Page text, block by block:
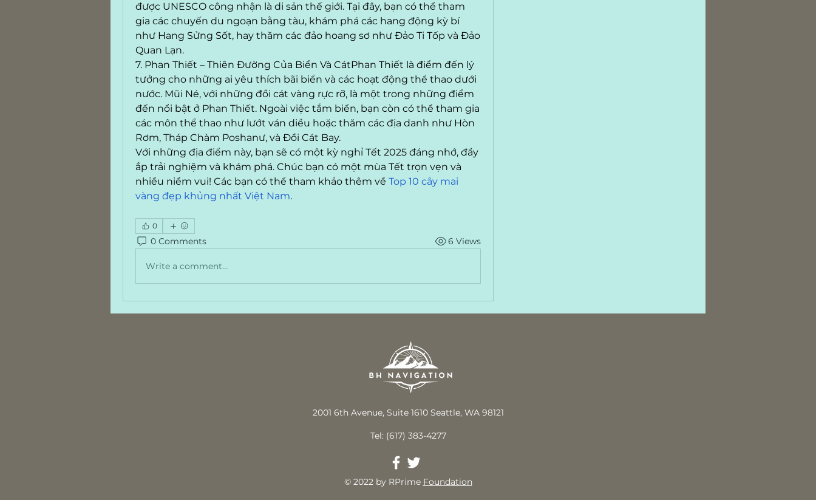
được UNESCO công nhận là di sản thế giới. Tại đây, bạn có thể tham
gia các chuyến du ngoạn bằng tàu, khám phá các hang động kỳ bí
như Hang Sửng Sốt, hay thăm các đảo hoang sơ như Đảo Ti Tốp và Đảo
Quan Lạn.
7. Phan Thiết – Thiên Đường Của Biển Và CátPhan Thiết là điểm đến lý
tưởng cho những ai yêu thích bãi biển và các hoạt động thể thao dưới
nước. Mũi Né, với những đồi cát vàng rực rỡ, là một trong những điểm
đến nổi bật ở Phan Thiết. Ngoài việc tắm biển, bạn còn có thể tham gia
các môn thể thao như lướt ván diều hoặc thăm các địa danh như Hòn
Rơm, Tháp Chàm Poshanư, và Đồi Cát Bay.
Với những địa điểm này, bạn sẽ có một kỳ nghỉ Tết 2025 đáng nhớ, đầy
ắp trải nghiệm và khám phá. Chúc bạn có một mùa Tết trọn vẹn và
nhiều niềm vui! Các bạn có thể tham khảo thêm về Top 10 cây mai
vàng đẹp khủng nhất Việt Nam.
0
0 Comments 6 Views
Write a comment...
2001 6th Avenue, Suite 1610 Seattle, WA 98121
Tel: (617) 383-4277
© 2022 by RPrime Foundation